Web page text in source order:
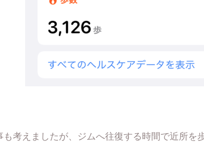
も考えましたが、ジムへ往復する時間で近所を